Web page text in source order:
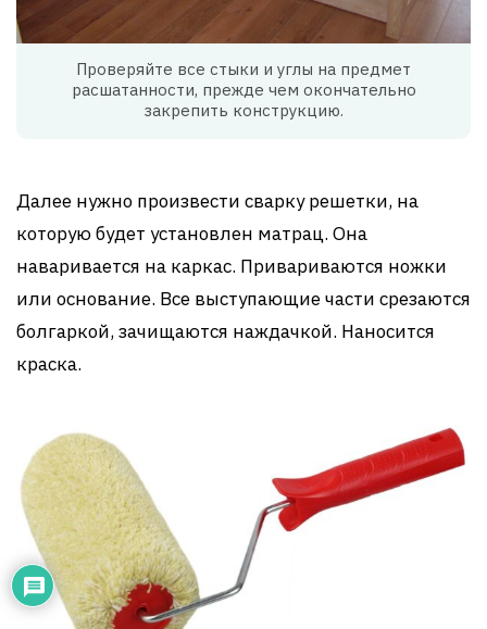
Проверяйте все стыки и углы на предмет
расшатанности, прежде чем окончательно
закрепить конструкцию.
Далее нужно произвести сварку решетки, на
которую будет установлен матрац. Она
наваривается на каркас. Привариваются ножки
или основание. Все выступающие части срезаются
болгаркой, зачищаются наждачкой. Наносится
краска.